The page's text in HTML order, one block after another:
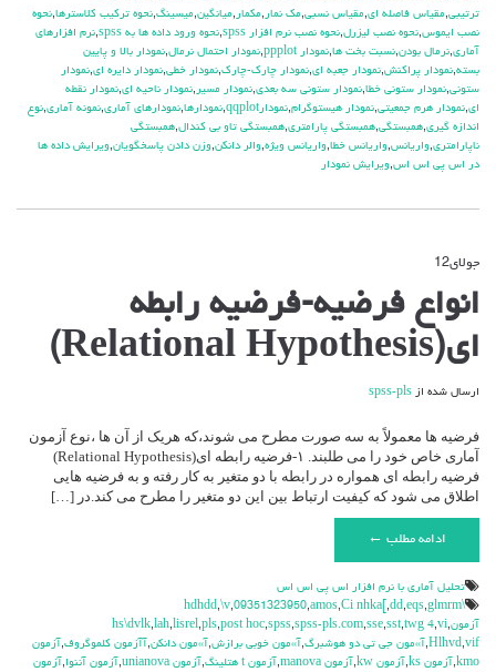
ترتيبي,مقياس فاصله اي,مقياس نسبي,مك نمار ,مكمار ,ميانگين,ميسينگ,نحوه تركيب كلاسترها,نحوه
نصب ايموس,نحوه نصب ليزرل,نحوه نصب نرم افزار spss ,نحوه ورود داده ها به spss ,نرم افزارهاي
آماري,نرمال بودن,نسبت بخت ها,نمودار ppplot ,نمودار احتمال نرمال,نمودار بالا و پايين
بسته,نمودار پراكنش,نمودار جعبه اي,نمودار چارك-چارك,نمودار خطي,نمودار دايره اي,نمودار
ستوني,نمودار ستوني خطا,نمودار ستوني سه بعدي,نمودار مسير ,نمودار ناحيه اي,نمودار نقطه
اي,نمودار هرم جمعيتي,نمودار هيستوگرام,نمودارqqplot ,نمودارها,نمودارهاي آماري,نمونه آماري,نوع
اندازه گيري,همبستگي,همبستگي پارامتري,همبستگي تاو بي کندال,همبستگي
ناپارامتري,واريانس,واريانس خطا,واريانس ويژه,والر دانكن,وزن دادن پاسخگويان,ويرايش داده ها
در اس پي اس اس,ويرايش نمودار
جولای12
انواع
فرضیه-
فرضیه
رابطه
Hypothesis)
انواع فرضیه-فرضیه رابطه
ای(Relational Hypothesis)
ارسال شده از spss-pls
فرضیه ها معمولاً به سه صورت مطرح می شوند،که هریک از آن ها ،نوع آزمون
آماری خاص خود را می طلبند. ۱-فرضیه رابطه ای(Relational Hypothesis)
فرضیه رابطه ای همواره در رابطه با دو متغیر به کار رفته و به فرضیه هایی
اطلاق می شود که کیفیت ارتباط بین این دو متغیر را مطرح می کند.در […]
ادامه مطلب ←
تحليل آماري با نرم افزار اس پي اس اس
\hdhdd
,\v,09351323950,amos,Ci nhka[ ,dd,eqs,glmrm
آزمون,
hs\dvlk,lah,lisrel,pls,post hoc,spss,spss-pls.com,sse,sst,twg 4,vi
Hlhvd,vif
,آ»مون جي تي دو هوشبرگ,آ»مون خوبي برازش,آ»مون دانكن,آآزمون كلموگروف,آزمون
kmo
,آزمون ks ,آزمون kw ,آزمون manova ,آزمون t هتلينگ ,آزمون unianova ,آزمون آننوا,آزمون